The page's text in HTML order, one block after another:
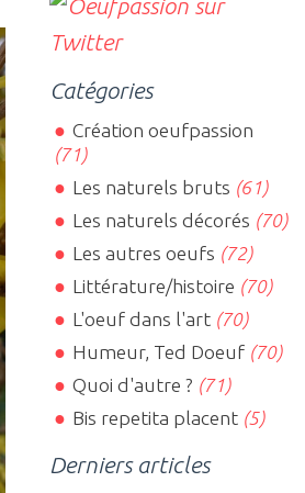
Catégories
Création oeufpassion
(71)
Les naturels bruts (61)
Les naturels décorés (70)
Les autres oeufs (72)
Littérature/histoire (70)
L'oeuf dans l'art(70)
Humeur, Ted Doeuf(70)
Quoi d'autre ? (71)
Bis repetita placent(5)
Derniers articles